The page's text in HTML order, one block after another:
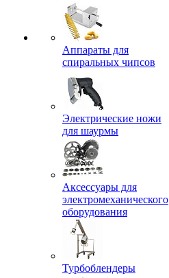
Аппараты для
спиральных чипсов
Электрические ножи
для шаурмы
Аксессуары для
электромеханического
оборудования
Турбоблендеры